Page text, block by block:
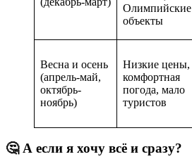
Олимпийские
объекты
Весна и осень
(апрель-май,
октябрь-
ноябрь)
Низкие цены,
комфортная
погода, мало
туристов
🤔 А если я хочу всё и сразу?